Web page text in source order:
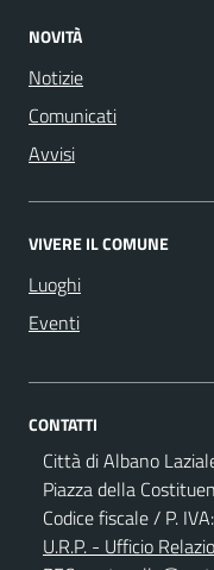
NOVITÀ
Notizie
Comunicati
Avvisi
VIVERE IL COMUNE
Luoghi
Eventi
CONTATTI
Città di Albano
Piazza della
Codice fiscale / P.
U.R.P. - Ufficio